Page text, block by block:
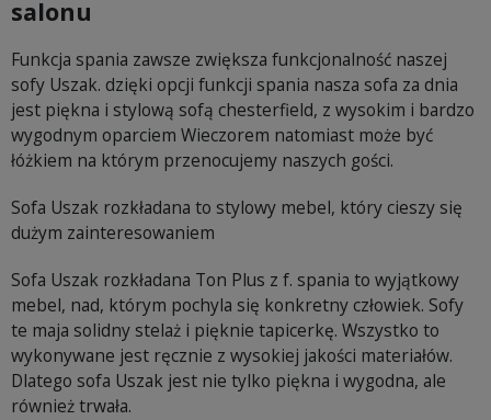
salonu
Funkcja spania zawsze zwiększa funkcjonalność naszej
sofy Uszak. dzięki opcji funkcji spania nasza sofa za dnia
jest piękna i stylową sofą chesterfield, z wysokim i bardzo
wygodnym oparciem Wieczorem natomiast może być
łóżkiem na którym przenocujemy naszych gości.
Sofa Uszak rozkładana to stylowy mebel, który cieszy się
dużym zainteresowaniem
Sofa Uszak rozkładana Ton Plus z f. spania to wyjątkowy
mebel, nad, którym pochyla się konkretny człowiek. Sofy
te maja solidny stelaż i pięknie tapicerkę. Wszystko to
wykonywane jest ręcznie z wysokiej jakości materiałów.
Dlatego sofa Uszak jest nie tylko piękna i wygodna, ale
również trwała.